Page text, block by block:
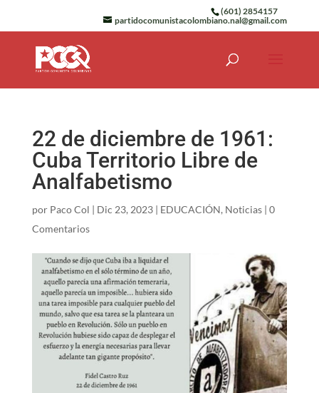
(601) 2854157
partidocomunistacolombiano.nal@gmail.com
22 de diciembre de 1961:
Cuba Territorio Libre de
Analfabetismo
por Paco Col | Dic 23, 2023| EDUCACIÓN, Noticias| 0
Comentarios